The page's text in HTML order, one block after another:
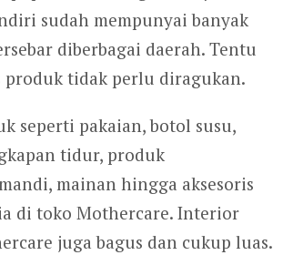
sudah mempunyai banyak
diberbagai daerah. Tentu
produk tidak perlu diragukan.
seperti pakaian, botol susu,
tidur, produk
mainan hingga aksesoris
di toko Mothercare. Interior
juga bagus dan cukup luas.